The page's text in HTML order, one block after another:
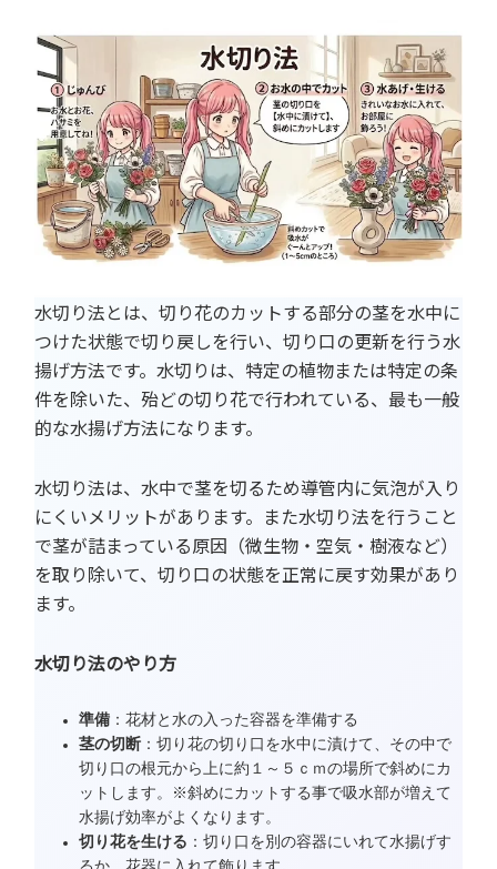
水切り法とは、切り花のカットする部分の茎を水中に
つけた状態で切り戻しを行い、切り口の更新を行う水
揚げ方法です。水切りは、特定の植物または特定の条
件を除いた、殆どの切り花で行われている、最も一般
的な水揚げ方法になります。
水切り法は、水中で茎を切るため導管内に気泡が入り
にくいメリットがあります。また水切り法を行うこと
で茎が詰まっている原因（微生物・空気・樹液など）
を取り除いて、切り口の状態を正常に戻す効果があり
ます。
水切り法のやり方
準備 ：花材と水の入った容器を準備する
茎の切断 ：切り花の切り口を水中に漬けて、その中で
切り口の根元から上に約１～５ｃｍの場所で斜めにカ
ットします。※斜めにカットする事で吸水部が増えて
水揚げ効率がよくなります。
切り花を生ける ：切り口を別の容器にいれて水揚げす